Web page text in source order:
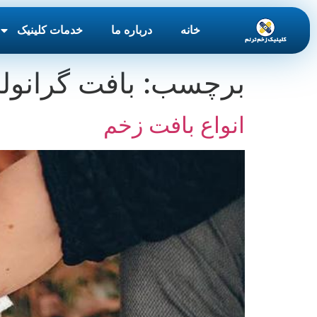
خانه درباره ما خدمات کلینیک
برچسب: بافت
انواع بافت زخم